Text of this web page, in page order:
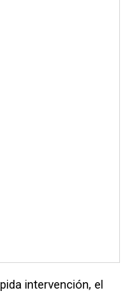
intervención, el